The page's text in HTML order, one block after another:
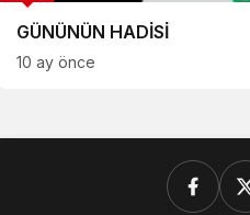
GÜNÜNÜN HADİSİ
10 ay önce